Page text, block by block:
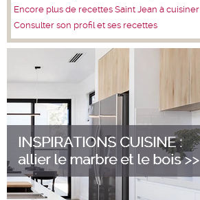
Encore plus de recettes Saint Jean à cuisiner
Consulter son profil et ses recettes